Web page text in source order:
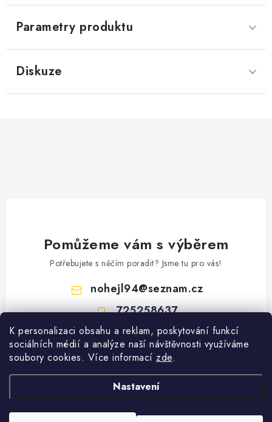
K personalizaci obsahu a reklam, poskytování funkcí
sociálních médií a analýze naší návštěvnosti využíváme
soubory cookies. Více informací zde.
Nastavení
Parametry produktu
Diskuze
Pomůžeme vám s výběrem
Potřebujete s něčím poradit? Jsme tu pro vás!
nohejl94@seznam.cz
725258637
Vyhledávání
. Všechna práva vyhrazena.Upravit nastavení